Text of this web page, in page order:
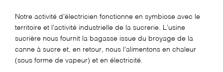
Notre activité d’électricien fonctionne en symbiose avec le
territoire et l’activité industrielle de la sucrerie. L’usine
sucrière nous fournit la bagasse issue du broyage de la
canne à sucre et, en retour, nous l’alimentons en chaleur
(sous forme de vapeur) et en électricité.